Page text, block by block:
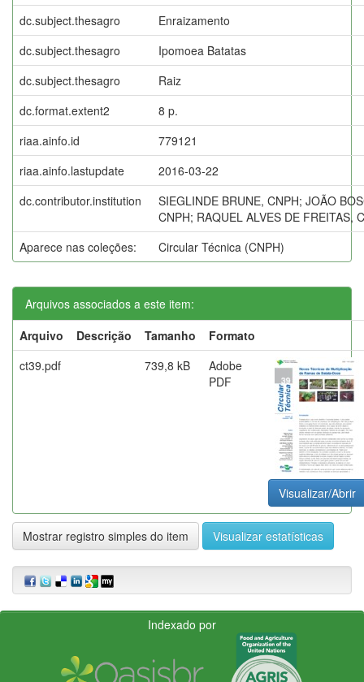
dc.subject.thesagro
Enraizamento
dc.subject.thesagro
Ipomoea Batatas
dc.subject.thesagro
Raiz
dc.format.extent2
8 p.
riaa.ainfo.id
779121
riaa.ainfo.lastupdate
2016-03-22
dc.contributor.institution
SIEGLINDE BRUNE, CNPH; JOÃO
CNPH; RAQUEL ALVES DE FREITAS,
Aparece nas coleções:
Circular Técnica (CNPH)
Arquivos associados a este item:
Arquivo
Descrição Tamanho
Formato
ct39.pdf
739,8 kB
Adobe
PDF
Visualizar/Abrir
Mostrar registro simples do item Visualizar estatísticas
Indexado por